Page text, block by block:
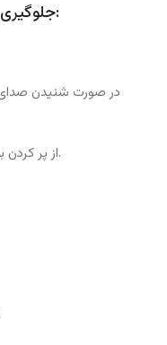
جلوگیری از خراب شدن زود هنگام کمپرسور:
– از پر کردن بیش از حد گاز کولر خودرو جلوگیری کنید.